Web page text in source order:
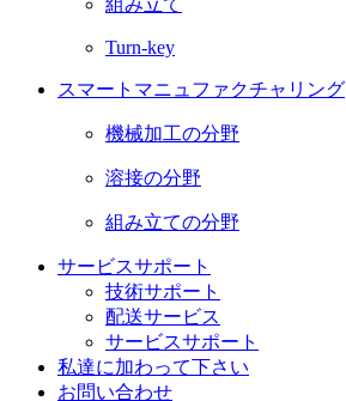
Turn-key
スマートマニュファクチャリング
機械加工の分野
溶接の分野
組み立ての分野
サービスサポート
技術サポート
配送サービス
サービスサポート
私達に加わって下さい
お問い合わせ